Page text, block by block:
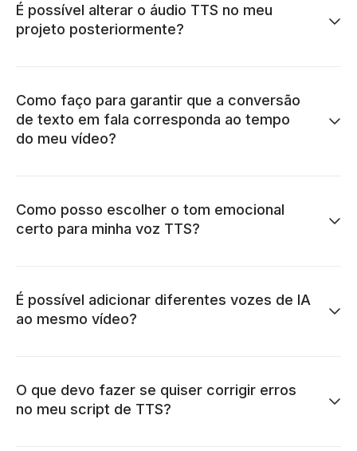
É possível alterar o áudio TTS no meu
projeto posteriormente?
Como faço para garantir que a conversão
de texto em fala corresponda ao tempo
do meu vídeo?
Como posso escolher o tom emocional
certo para minha voz TTS?
É possível adicionar diferentes vozes de IA
ao mesmo vídeo?
O que devo fazer se quiser corrigir erros
no meu script de TTS?